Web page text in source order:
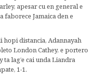
apesar cu en general e
faborece Jamaica den e
distancia, Adannayah
London Cathey, e portero
ta lag’e cai unda Liandra
1-1.